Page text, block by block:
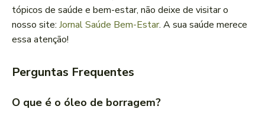
tópicos de saúde e bem-estar, não deixe de visitar o
nosso site: Jornal Saúde Bem-Estar. A sua saúde merece
essa atenção!
Perguntas Frequentes
O que é o óleo de borragem?